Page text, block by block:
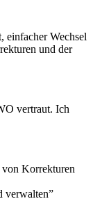
einfacher Wechsel
und der
vertraut. Ich
von Korrekturen
verwalten”